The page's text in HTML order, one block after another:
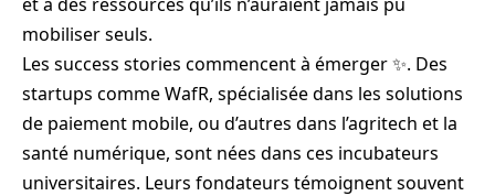
mobiliser seuls.
Les success stories commencent à émerger ✨. Des
startups comme WafR, spécialisée dans les solutions
de paiement mobile, ou d’autres dans l’agritech et la
santé numérique, sont nées dans ces incubateurs
universitaires. Leurs fondateurs témoignent souvent